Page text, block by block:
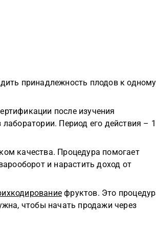
принадлежность плодов к одному
после изучения
Период его действия – 1
качества. Процедура помогает
и нарастить доход от
фруктов. Это
чтобы начать продажи через